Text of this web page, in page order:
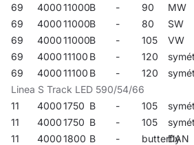
69
400011000B - 90 MW
69
400011000B - 80 SW
69
400011000B - 105 VW
69
400011100 B - 120
69
400011100 B - 120
Linea S Track LED 590/54/66
11
40001750 B - 105
11
40001750 B - 105
11
40001800 B - butterfly
DAN